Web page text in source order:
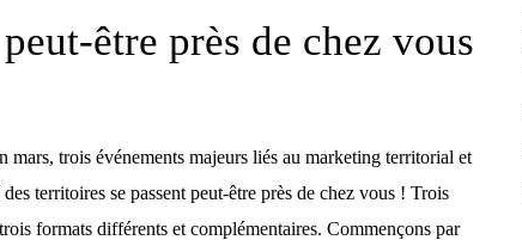
être près de chez vous
trois événements majeurs liés au marketing territorial et
territoires se passent peut-être près de chez vous ! Trois
formats différents et complémentaires. Commençons par